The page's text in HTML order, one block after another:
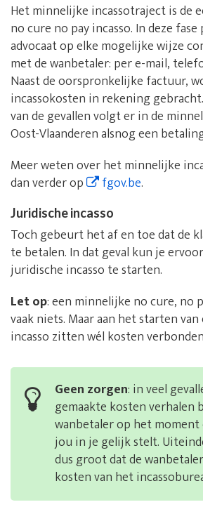
Het minnelijke incassotraject is de
no cure no pay incasso. In deze
advocaat op elke mogelijke wijze
met de wanbetaler: per e-mail,
Naast de oorspronkelijke factuur,
incassokosten in rekening
van de gevallen volgt er in de
Oost-Vlaanderen alsnog een
Meer weten over het minnelijke
dan verder op
fgov.be.
Juridische incasso
Toch gebeurt het af en toe dat de
te betalen. In dat geval kun je
juridische incasso te starten.
Let op: een minnelijke no cure, no
vaak niets. Maar aan het starten
incasso zitten wél kosten
Geen zorgen: in veel
gemaakte kosten verhalen
wanbetaler op het
jou in je gelijk stelt.
dus groot dat de
kosten van het